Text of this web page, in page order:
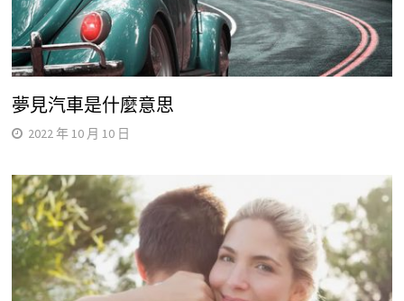
夢見汽車是什麼意思
2022 年 10 月 10 日